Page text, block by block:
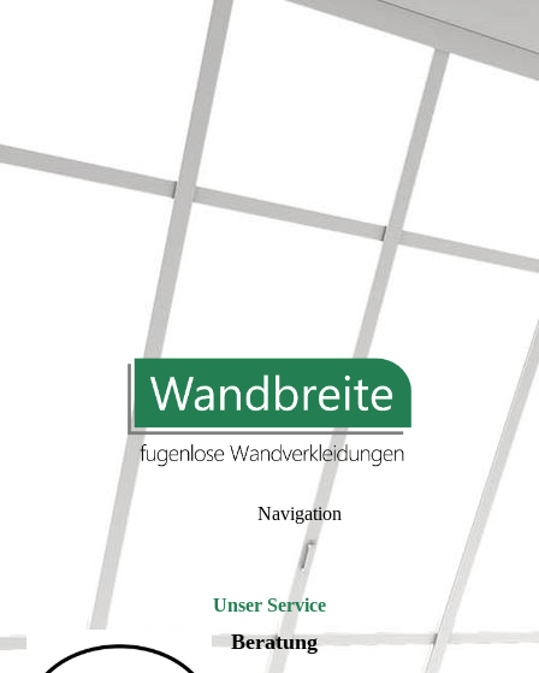
Navigation
Unser Service
Beratung